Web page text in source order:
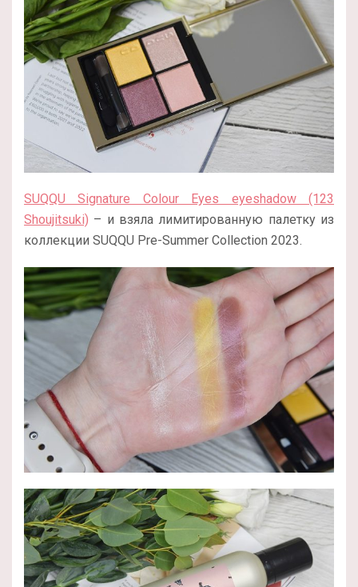
SUQQU Signature Colour Eyes eyeshadow (123
Shoujitsuki) – и взяла лимитированную палетку из
коллекции SUQQU Pre-Summer Collection 2023.